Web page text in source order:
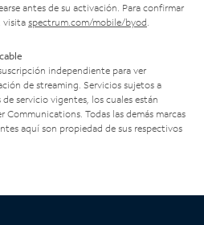
antes de su activación. Para confirmar
visita spectrum.com/mobile/byod
independiente para ver
de streaming. Servicios sujetos a
servicio vigentes, los cuales están
Todas las demás marcas
aquí son propiedad de sus respectivos